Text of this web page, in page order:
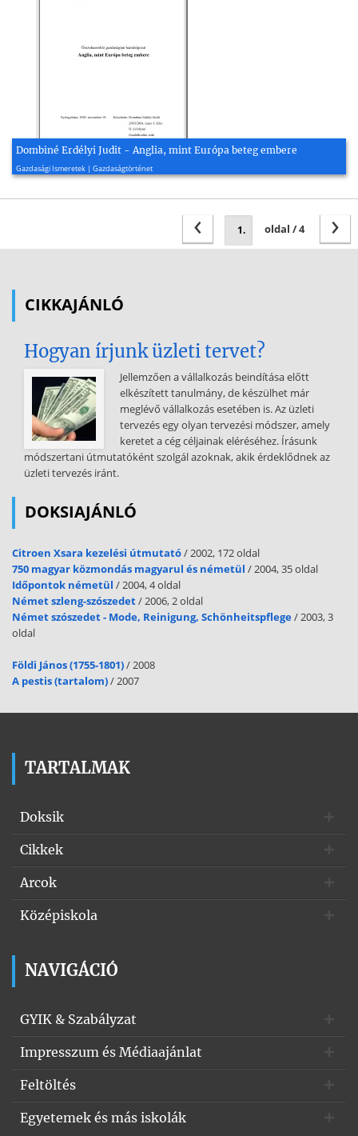
Dombiné Erdélyi Judit - Anglia, mint Európa beteg embere
Gazdasági Ismeretek | Gazdaságtörténet
2003, 24 oldal
›
oldal / 4
‹
CIKKAJÁNLÓ
Hogyan írjunk üzleti tervet?
Jellemzően a vállalkozás beindítása előtt
elkészített tanulmány, de készülhet már
meglévő vállalkozás esetében is. Az üzleti
tervezés egy olyan tervezési módszer, amely
keretet a cég céljainak eléréséhez. Írásunk
módszertani útmutatóként szolgál azoknak, akik érdeklődnek az
üzleti tervezés iránt.
DOKSIAJÁNLÓ
Citroen Xsara kezelési útmutató/ 2002, 172 oldal
750 magyar közmondás magyarul és németül / 2004, 35 oldal
Időpontok németül / 2004, 4 oldal
Német szleng-szószedet/ 2006, 2 oldal
Német szószedet - Mode, Reinigung, Schönheitspflege/ 2003, 3
oldal
Földi János (1755-1801)/ 2008
A pestis (tartalom)/ 2007
TARTALMAK
Doksik
Cikkek
Arcok
Középiskola
NAVIGÁCIÓ
GYIK & Szabályzat
Impresszum és Médiaajánlat
Feltöltés
Egyetemek és más iskolák